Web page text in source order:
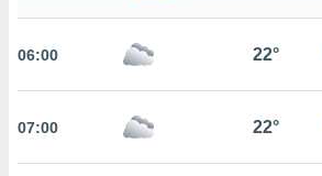
y
06:00 22°
07:00 22°